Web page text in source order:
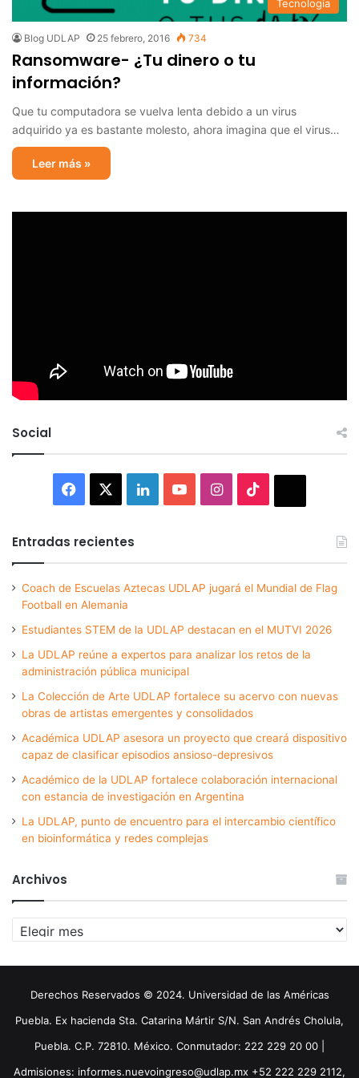
Tecnología
Blog UDLAP 25 febrero, 2016 734
Ransomware- ¿Tu dinero o tu
información?
Que tu computadora se vuelva lenta debido a un virus
adquirido ya es bastante molesto, ahora imagina que el virus…
Leer más »
Social
Facebook LinkedInYouTubeInstagram
Entradas recientes
Coach de Escuelas Aztecas UDLAP jugará el Mundial de Flag
Football en Alemania
Estudiantes STEM de la UDLAP destacan en el MUTVI 2026
La UDLAP reúne a expertos para analizar los retos de la
administración pública municipal
La Colección de Arte UDLAP fortalece su acervo con nuevas
obras de artistas emergentes y consolidados
Académica UDLAP asesora un proyecto que creará dispositivo
capaz de clasificar episodios ansioso-depresivos
Académico de la UDLAP fortalece colaboración internacional
con estancia de investigación en Argentina
La UDLAP, punto de encuentro para el intercambio científico
en bioinformática y redes complejas
Archivos
Archivos
Derechos Reservados © 2024. Universidad de las Américas
Puebla. Ex hacienda Sta. Catarina Mártir S/N. San Andrés Cholula,
Puebla. C.P. 72810. México. Conmutador: 222 229 20 00 |
Admisiones: informes.nuevoingreso@udlap.mx +52 222 229 2112,